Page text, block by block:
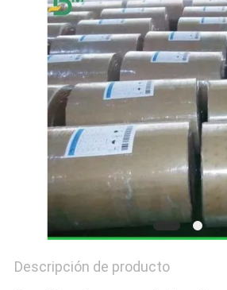
TRABAJO
MAPA
SITIO
POLÍTICA
PRIVACIDAD
Descripción de producto